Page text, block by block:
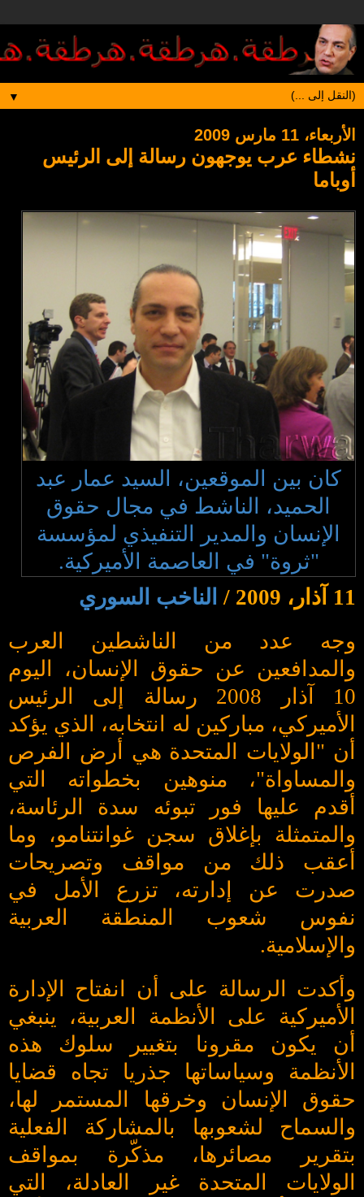
▼
الأربعاء، 11 مارس 2009
نشطاء عرب يوجهون رسالة إلى الرئيس
أوباما
كان بين الموقعين، السيد عمار عبد
الحميد، الناشط في مجال حقوق
الإنسان والمدير التنفيذي لمؤسسة
"ثروة" في العاصمة الأميركية.
11 آذار، 2009 /
الناخب السوري
وجه عدد من الناشطين العرب
والمدافعين عن حقوق الإنسان، اليوم
10 آذار 2008 رسالة إلى الرئيس
الأميركي، مباركين له انتخابه، الذي يؤكد
أن "الولايات المتحدة هي أرض الفرص
والمساواة"، منوهين بخطواته التي
أقدم عليها فور تبوئه سدة الرئاسة،
والمتمثلة بإغلاق سجن غوانتنامو، وما
أعقب ذلك من مواقف وتصريحات
صدرت عن إدارته، تزرع الأمل في
نفوس شعوب المنطقة العربية
والإسلامية.
وأكدت الرسالة على أن انفتاح الإدارة
الأميركية على الأنظمة العربية، ينبغي
أن يكون مقرونا بتغيير سلوك هذه
الأنظمة وسياساتها جذريا تجاه قضايا
حقوق الإنسان وخرقها المستمر لها،
والسماح لشعوبها بالمشاركة الفعلية
بتقرير مصائرها، مذكّرة بمواقف
الولايات المتحدة غير العادلة، التي